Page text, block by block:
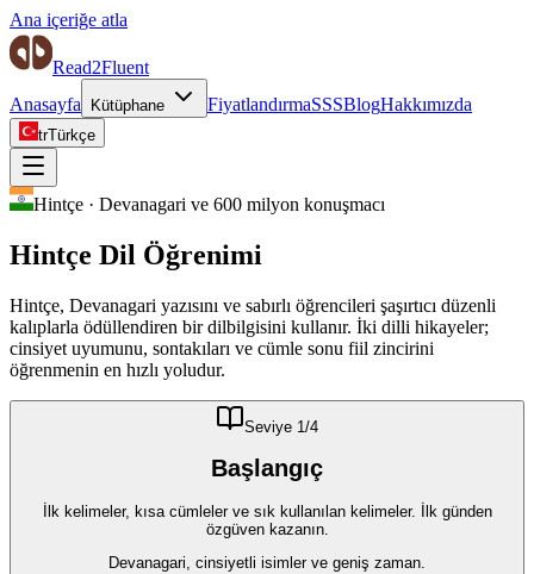
Ana içeriğe atla
Read2Fluent
Anasayfa
Kütüphane FiyatlandırmaSSSBlogHakkımızda
trTürkçe
Hintçe · Devanagari ve 600 milyon konuşmacı
Hintçe Dil Öğrenimi
Hintçe, Devanagari yazısını ve sabırlı öğrencileri şaşırtıcı düzenli
kalıplarla ödüllendiren bir dilbilgisini kullanır. İki dilli hikayeler;
cinsiyet uyumunu, sontakıları ve cümle sonu fiil zincirini
öğrenmenin en hızlı yoludur.
Seviye 1 /4
Başlangıç
İlk kelimeler, kısa cümleler ve sık kullanılan kelimeler. İlk günden
özgüven kazanın.
Devanagari, cinsiyetli isimler ve geniş zaman.